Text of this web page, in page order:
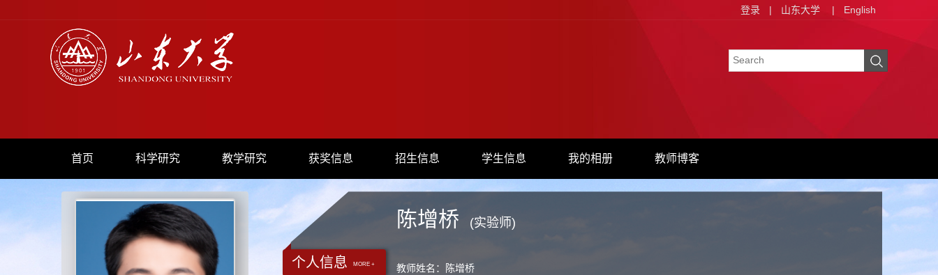
登录 | 山东大学 | English
首页 科学研究 教学研究 获奖信息 招生信息 学生信息 我的相册 教师博客
个人信息 MORE +
陈增桥 (实验师)
教师姓名：陈增桥